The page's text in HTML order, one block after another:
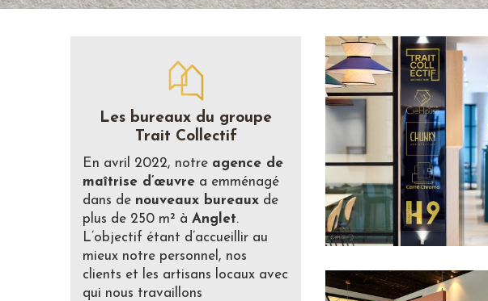
Les bureaux du groupe
Trait Collectif
En avril 2022, notre agence de
maîtrise d’œuvre a emménagé
dans de nouveaux bureaux de
plus de 250 m² à Anglet.
L’objectif étant d’accueillir au
mieux notre personnel, nos
clients et les artisans locaux avec
qui nous travaillons